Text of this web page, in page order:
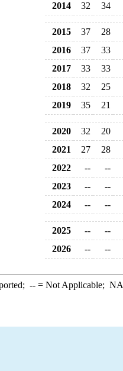
2014
32 34
2015 37 28
2016
37 33
2017
33 33
2018
32 25
2019
35 21
2020 32 20
2021
27 28
2022
-- --
2023
-- --
2024
-- --
2025 -- --
2026
-- --
--= Not Applicable; NA